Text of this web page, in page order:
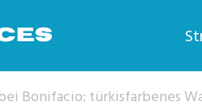
Bonifacio: türkisfarbenes